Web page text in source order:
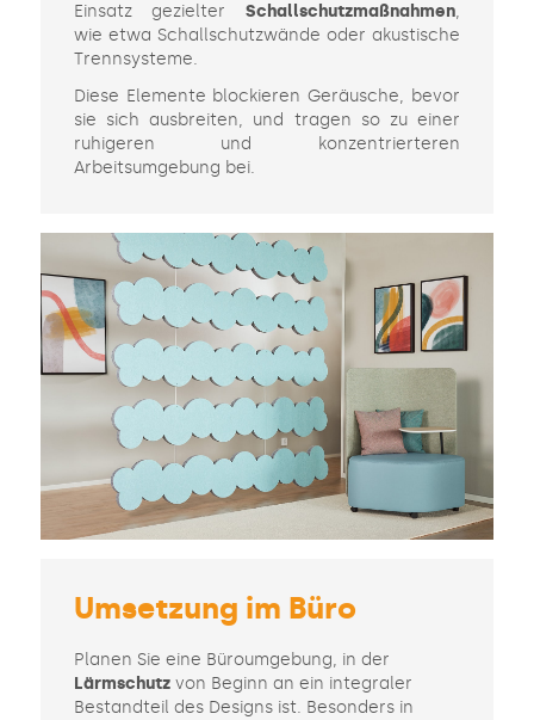
Einsatz gezielterSchallschutzmaßnahmen,
wie etwa Schallschutzwände oder akustische
Trennsysteme.
Diese Elemente blockieren Geräusche, bevor
sie sich ausbreiten, und tragen so zu einer
ruhigeren und konzentrierteren
Arbeitsumgebung bei.
Umsetzung im Büro
Planen Sie eine Büroumgebung, in der
Lärmschutzvon Beginn an ein integraler
Bestandteil des Designs ist. Besonders in